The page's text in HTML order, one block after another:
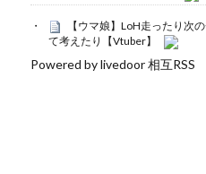
【ウマ娘】LoH走ったり次
て考えたり【Vtuber】
Powered by livedoor 相互RSS